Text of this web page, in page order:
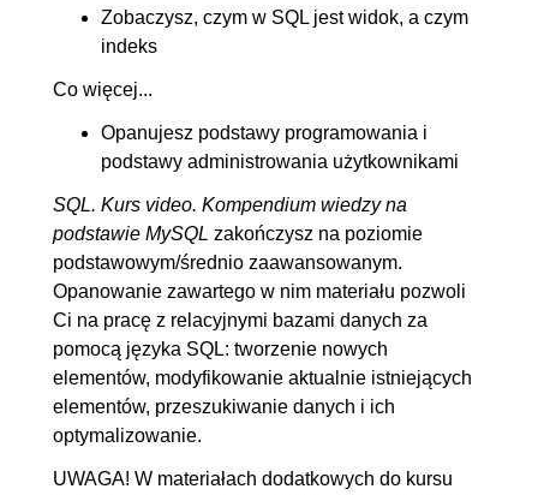
7.3. Funkcje liczbowe
Podsumowanie
8. Grupowanie danych 00:16:59
8.1. Funkcje agregujące (SUM,
AVG, MIN. MAX, COUNT)
00:05:15
8.2. GROUP BY
8.3. HAVING
9. Łączenia tabel 00:23:29
9.1. Aliasy dla tabel
9.2. INNER JOIN
00:07:26
Zobaczysz, czym w SQL jest widok, a czym
indeks
Co więcej...
Opanujesz podstawy programowania i
podstawy administrowania użytkownikami
SQL. Kurs video. Kompendium wiedzy na
podstawie MySQL zakończysz na poziomie
podstawowym/średnio zaawansowanym.
Opanowanie zawartego w nim materiału pozwoli
Ci na pracę z relacyjnymi bazami danych za
pomocą języka SQL: tworzenie nowych
elementów, modyfikowanie aktualnie istniejących
elementów, przeszukiwanie danych i ich
optymalizowanie.
UWAGA! W materiałach dodatkowych do kursu